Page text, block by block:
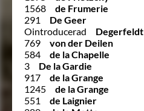
1568
de Frumerie
291
De Geer
Ointroducerad
Degerfeldt
769
von der Deilen
584
de la Chapelle
3
De la Gardie
917
de la Grange
1245
de la Grange
551
de Laignier